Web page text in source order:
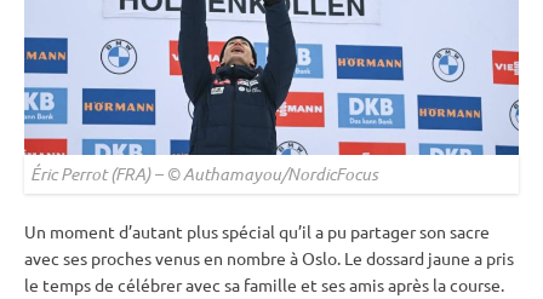
Éric Perrot (FRA) – © Authamayou/NordicFocus
Un moment d’autant plus spécial qu’il a pu partager son sacre
avec ses proches venus en nombre à Oslo. Le dossard jaune a pris
le temps de célébrer avec sa famille et ses amis après la course.